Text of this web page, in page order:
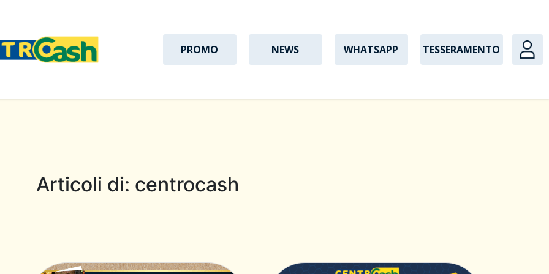
PROMO NEWS WHATSAPP TESSERAMENTO
Articoli di: centrocash